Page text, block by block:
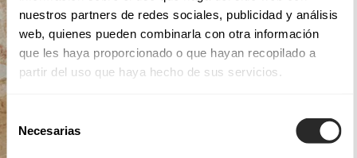
nuestros partners de redes sociales, publicidad y análisis
web, quienes pueden combinarla con otra información
que les haya proporcionado o que hayan recopilado a
partir del uso que haya hecho de sus servicios.
Selección
Necesarias